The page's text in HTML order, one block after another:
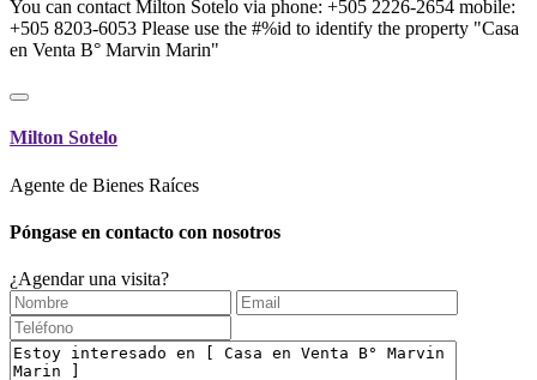
You can contact Milton Sotelo via phone: +505 2226-2654 mobile:
+505 8203-6053 Please use the #%id to identify the property "Casa
en Venta B° Marvin Marin"
Milton Sotelo
Agente de Bienes Raíces
Póngase en contacto con nosotros
¿Agendar una visita?